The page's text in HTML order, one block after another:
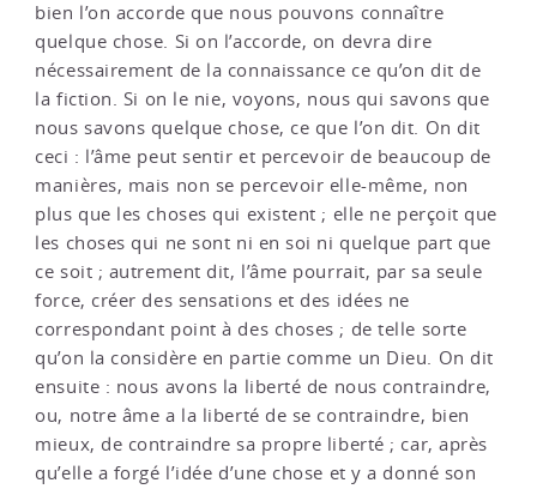
bien l’on accorde que nous pouvons connaître
quelque chose. Si on l’accorde, on devra dire
nécessairement de la connaissance ce qu’on dit de
la fiction. Si on le nie, voyons, nous qui savons que
nous savons quelque chose, ce que l’on dit. On dit
ceci : l’âme peut sentir et percevoir de beaucoup de
manières, mais non se percevoir elle-même, non
plus que les choses qui existent ; elle ne perçoit que
les choses qui ne sont ni en soi ni quelque part que
ce soit ; autrement dit, l’âme pourrait, par sa seule
force, créer des sensations et des idées ne
correspondant point à des choses ; de telle sorte
qu’on la considère en partie comme un Dieu. On dit
ensuite : nous avons la liberté de nous contraindre,
ou, notre âme a la liberté de se contraindre, bien
mieux, de contraindre sa propre liberté ; car, après
qu’elle a forgé l’idée d’une chose et y a donné son